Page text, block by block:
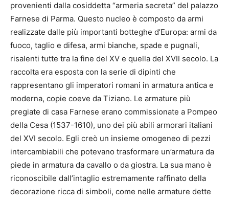
provenienti dalla cosiddetta “armeria secreta” del palazzo
Farnese di Parma. Questo nucleo è composto da armi
realizzate dalle più importanti botteghe d’Europa: armi da
fuoco, taglio e difesa, armi bianche, spade e pugnali,
risalenti tutte tra la fine del XV e quella del XVII secolo. La
raccolta era esposta con la serie di dipinti che
rappresentano gli imperatori romani in armatura antica e
moderna, copie coeve da Tiziano. Le armature più
pregiate di casa Farnese erano commissionate a Pompeo
della Cesa (1537-1610), uno dei più abili armorari italiani
del XVI secolo. Egli creò un insieme omogeneo di pezzi
intercambiabili che potevano trasformare un’armatura da
piede in armatura da cavallo o da giostra. La sua mano è
riconoscibile dall’intaglio estremamente raffinato della
decorazione ricca di simboli, come nelle armature dette